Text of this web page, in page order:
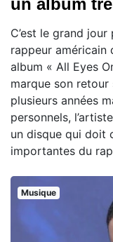
C’est le grand
rappeur américain
album « All Eyes
marque son
plusieurs années
personnels,
un disque qui doit
importantes du
Musique